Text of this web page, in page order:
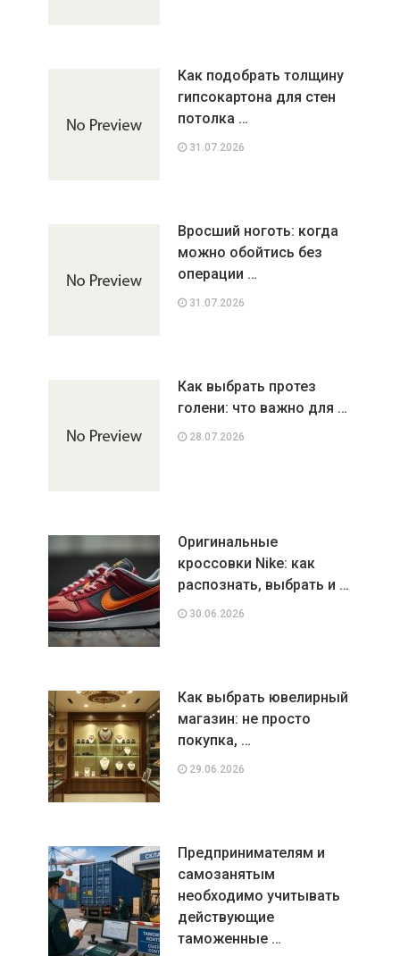
Как подобрать толщину
гипсокартона для стен
потолка …
31.07.2026
Вросший ноготь: когда
можно обойтись без
операции …
31.07.2026
Как выбрать протез
голени: что важно для …
28.07.2026
Оригинальные
кроссовки Nike: как
распознать, выбрать и …
30.06.2026
Как выбрать ювелирный
магазин: не просто
покупка, …
29.06.2026
Предпринимателям и
самозанятым
необходимо учитывать
действующие
таможенные …